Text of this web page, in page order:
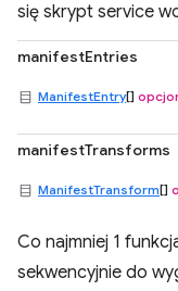
się skrypt service
manifestEntries
ManifestEntry[]
manifestTransforms
ManifestTransform[]
Co najmniej 1
sekwencyjnie do